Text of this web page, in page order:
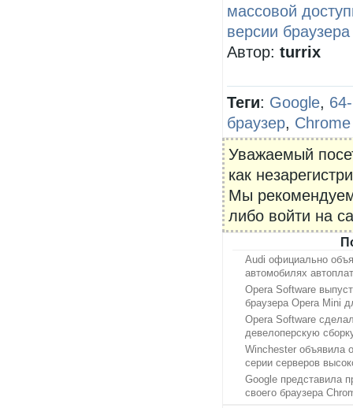
массовой
версии
Автор: turrix
Теги: Google,
браузер, Chrome
Уважаемый
как
Мы
либо войти на
Audi официально
автомобилях
Opera Software
браузера Opera Mini
Opera Software
девелоперскую
Winchester объявила
серии серверов
Google представила
своего браузера